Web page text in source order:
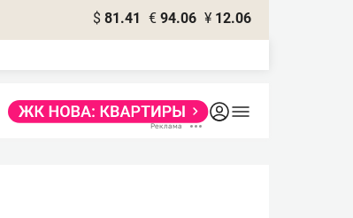
$ 81.41 € 94.06 ¥ 12.06